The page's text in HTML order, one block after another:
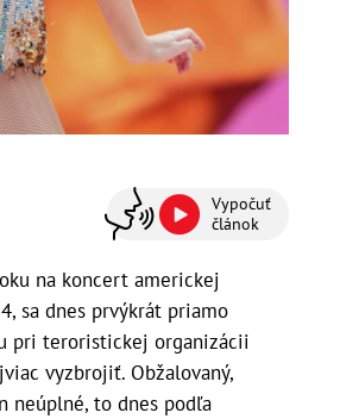
Vypočuť
článok
na koncert americkej
sa dnes prvýkrát priamo
pri teroristickej organizácii
vyzbrojiť. Obžalovaný,
neúplné, to dnes podľa